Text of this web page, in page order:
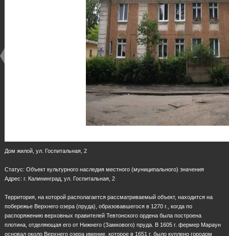
Дом жилой, ул. Госпитальная, 2
Статус: Объект культурного наследия местного (муниципального) значения
Адрес: г. Калининград, ул. Госпитальная, 2
Территория, на которой располагается рассматриваемый объект, находится на
побережье Верхнего озера (пруда), образовавшегося в 1270 г., когда по
распоряжению верховных правителей Тевтонского ордена была построена
плотина, отделяющая его от Нижнего (Замкового) пруда. В 1605 г. фермер Мараун
основал около Верхнего озера имение, которое в 1651 г. было куплено городом